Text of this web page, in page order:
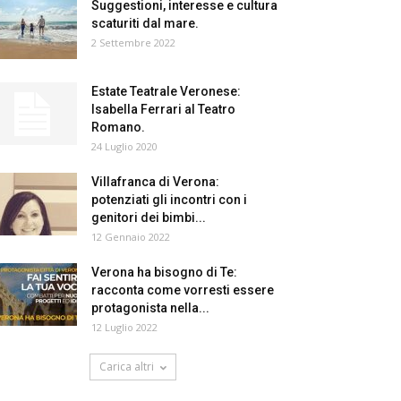
Suggestioni, interesse e cultura
scaturiti dal mare.
2 Settembre 2022
Estate Teatrale Veronese:
Isabella Ferrari al Teatro
Romano.
24 Luglio 2020
Villafranca di Verona:
potenziati gli incontri con i
genitori dei bimbi...
12 Gennaio 2022
Verona ha bisogno di Te:
racconta come vorresti essere
protagonista nella...
12 Luglio 2022
Carica altri